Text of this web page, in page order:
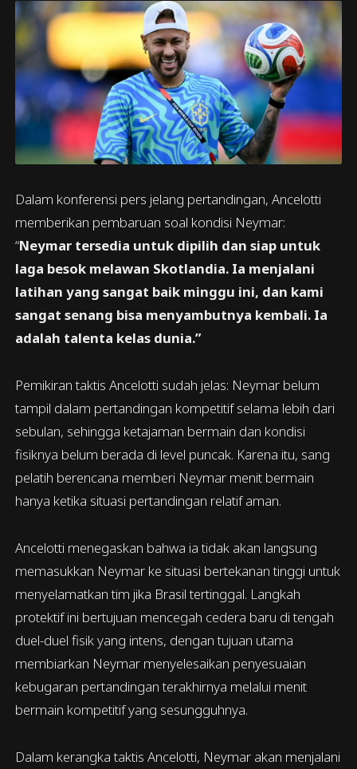
Dalam konferensi pers jelang pertandingan, Ancelotti
memberikan pembaruan soal kondisi Neymar:
“Neymar tersedia untuk dipilih dan siap untuk
laga besok melawan Skotlandia. Ia menjalani
latihan yang sangat baik minggu ini, dan kami
sangat senang bisa menyambutnya kembali. Ia
adalah talenta kelas dunia.”
Pemikiran taktis Ancelotti sudah jelas: Neymar belum
tampil dalam pertandingan kompetitif selama lebih dari
sebulan, sehingga ketajaman bermain dan kondisi
fisiknya belum berada di level puncak. Karena itu, sang
pelatih berencana memberi Neymar menit bermain
hanya ketika situasi pertandingan relatif aman.
Ancelotti menegaskan bahwa ia tidak akan langsung
memasukkan Neymar ke situasi bertekanan tinggi untuk
menyelamatkan tim jika Brasil tertinggal. Langkah
protektif ini bertujuan mencegah cedera baru di tengah
duel-duel fisik yang intens, dengan tujuan utama
membiarkan Neymar menyelesaikan penyesuaian
kebugaran pertandingan terakhirnya melalui menit
bermain kompetitif yang sesungguhnya.
Dalam kerangka taktis Ancelotti, Neymar akan menjalani